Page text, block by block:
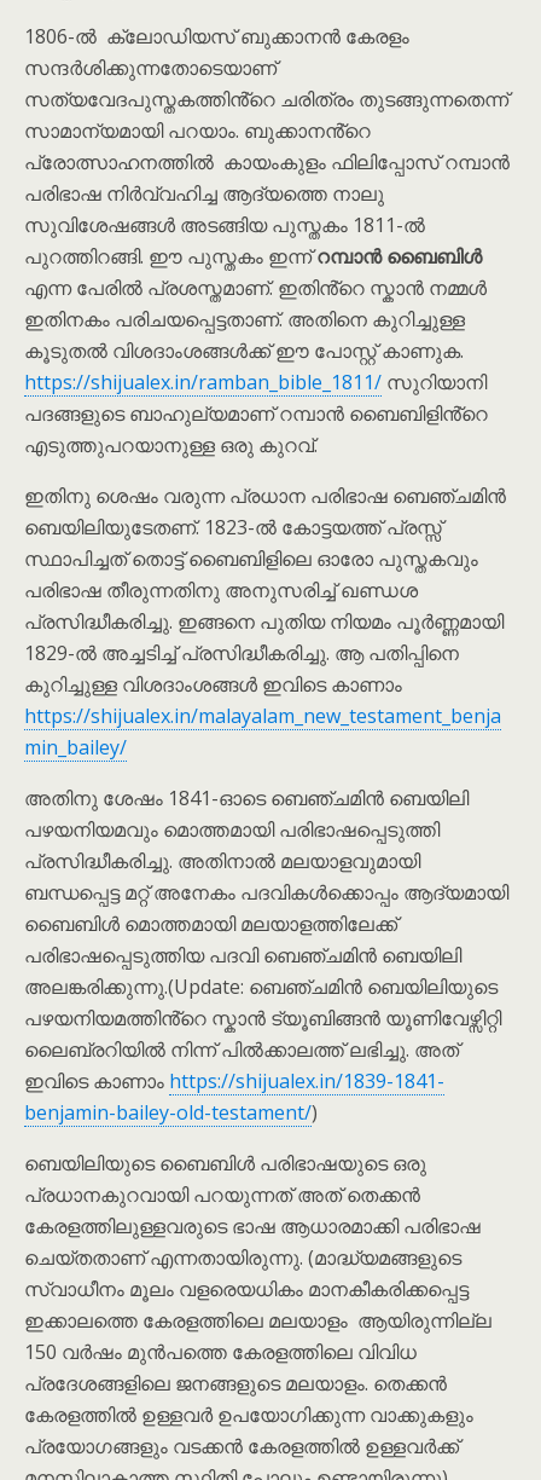
1806-ൽ ക്ലോഡിയസ് ബുക്കാനൻ കേരളം
സന്ദർശിക്കുന്നതോടെയാണ്
സത്യവേദപുസ്തകത്തിൻ്റെ ചരിത്രം തുടങ്ങുന്നതെന്ന്
സാമാന്യമായി പറയാം. ബുക്കാനൻ്റെ
പ്രോത്സാഹനത്തിൽ കായംകുളം ഫിലിപ്പോസ് റമ്പാൻ
പരിഭാഷ നിർവ്വഹിച്ച ആദ്യത്തെ നാലു
സുവിശേഷങ്ങൾ അടങ്ങിയ പുസ്തകം 1811-ൽ
പുറത്തിറങ്ങി. ഈ പുസ്തകം ഇന്ന്റമ്പാൻ ബൈബിൾ
എന്ന പേരിൽ പ്രശസ്തമാണ്. ഇതിൻ്റെ സ്കാൻ നമ്മൾ
ഇതിനകം പരിചയപ്പെട്ടതാണ്. അതിനെ കുറിച്ചുള്ള
കൂടുതൽ വിശദാംശങ്ങൾക്ക് ഈ പോസ്റ്റ് കാണുക.
https://shijualex.in/ramban_bible_1811/ സുറിയാനി
പദങ്ങളുടെ ബാഹുല്യമാണ് റമ്പാൻ ബൈബിളിൻ്റെ
എടുത്തുപറയാനുള്ള ഒരു കുറവ്.
ഇതിനു ശെഷം വരുന്ന പ്രധാന പരിഭാഷ ബെഞ്ചമിൻ
ബെയിലിയുടേതണ്. 1823-ൽ കോട്ടയത്ത് പ്രസ്സ്
സ്ഥാപിച്ചത് തൊട്ട് ബൈബിളിലെ ഓരോ പുസ്തകവും
പരിഭാഷ തീരുന്നതിനു അനുസരിച്ച് ഖണ്ഡശ
പ്രസിദ്ധീകരിച്ചു. ഇങ്ങനെ പുതിയ നിയമം പൂർണ്ണമായി
1829-ൽ അച്ചടിച്ച് പ്രസിദ്ധീകരിച്ചു. ആ പതിപ്പിനെ
കുറിച്ചുള്ള വിശദാംശങ്ങൾ ഇവിടെ കാണാം
https://shijualex.in/malayalam_new_testament_benja
min_bailey/
അതിനു ശേഷം 1841-ഓടെ ബെഞ്ചമിൻ ബെയിലി
പഴയനിയമവും മൊത്തമായി പരിഭാഷപ്പെടുത്തി
പ്രസിദ്ധീകരിച്ചു. അതിനാൽ മലയാളവുമായി
ബന്ധപ്പെട്ട മറ്റ് അനേകം പദവികൾക്കൊപ്പം ആദ്യമായി
ബൈബിൾ മൊത്തമായി മലയാളത്തിലേക്ക്
പരിഭാഷപ്പെടുത്തിയ പദവി ബെഞ്ചമിൻ ബെയിലി
അലങ്കരിക്കുന്നു.(Update: ബെഞ്ചമിൻ ബെയിലിയുടെ
പഴയനിയമത്തിൻ്റെ സ്കാൻ ട്യൂബിങ്ങൻ യൂണിവേഴ്സിറ്റി
ലൈബ്രറിയിൽ നിന്ന് പിൽക്കാലത്ത് ലഭിച്ചു. അത്
ഇവിടെ കാണാം https://shijualex.in/1839-1841-
benjamin-bailey-old-testament/)
ബെയിലിയുടെ ബൈബിൾ പരിഭാഷയുടെ ഒരു
പ്രധാനകുറവായി പറയുന്നത് അത് തെക്കൻ
കേരളത്തിലുള്ളവരുടെ ഭാഷ ആധാരമാക്കി പരിഭാഷ
ചെയ്തതാണ് എന്നതായിരുന്നു. (മാദ്ധ്യമങ്ങളുടെ
സ്വാധീനം മൂലം വളരെയധികം മാനകീകരിക്കപ്പെട്ട
ഇക്കാലത്തെ കേരളത്തിലെ മലയാളം ആയിരുന്നില്ല
150 വർഷം മുൻപത്തെ കേരളത്തിലെ വിവിധ
പ്രദേശങ്ങളിലെ ജനങ്ങളുടെ മലയാളം. തെക്കൻ
കേരളത്തിൽ ഉള്ളവർ ഉപയോഗിക്കുന്ന വാക്കുകളും
പ്രയോഗങ്ങളും വടക്കൻ കേരളത്തിൽ ഉള്ളവർക്ക്